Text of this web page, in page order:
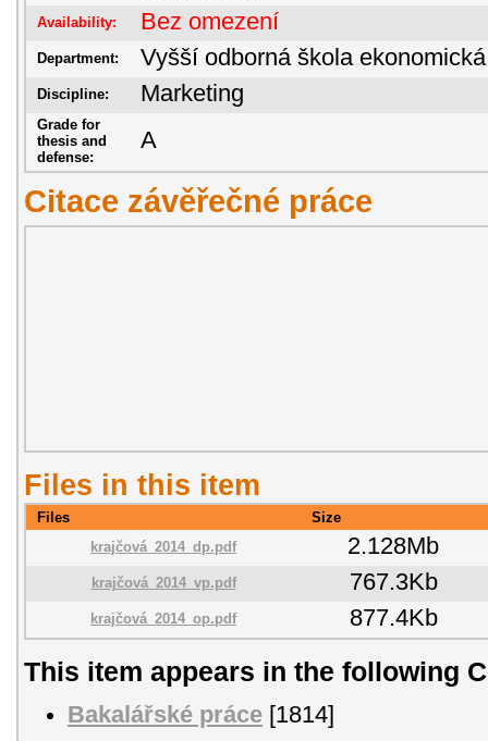
Availability: Bez omezení
Department: Vyšší odborná škola ekonomická
Discipline: Marketing
Grade for
thesis and
defense:
A
Citace závěřečné práce
Files in this item
Files
Size
krajčová_2014_dp.pdf
2.128Mb
krajčová_2014_vp.pdf 767.3Kb
krajčová_2014_op.pdf 877.4Kb
This item appears in the following
Bakalářské práce [1814]